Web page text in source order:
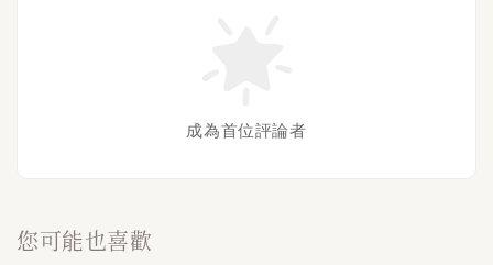
成為首位評論者
您可能也喜歡